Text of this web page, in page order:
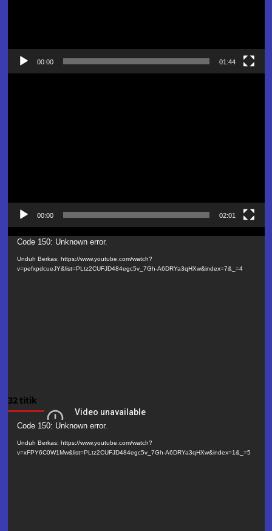
00:00 01:44
00:00 02:01
Pemutar
Video
Code 150: Unknown error.
Unduh Berkas: https://www.youtube.com/watch?
v=pefxpdcueJY&list=PLtz2CUFJD484egc5v_7Gh-A6DRYa3qHXw&index=7&_=4
32 titik
Pemutar
Video
Code 150: Unknown error.
Unduh Berkas: https://www.youtube.com/watch?
v=xFPY6C0W1Mw&list=PLtz2CUFJD484egc5v_7Gh-A6DRYa3qHXw&index=1&_=5